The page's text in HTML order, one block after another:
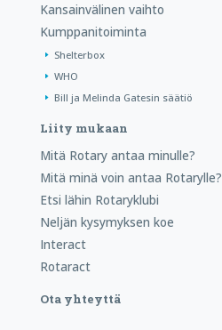
Kansainvälinen vaihto
Kumppanitoiminta
Shelterbox
WHO
Bill ja Melinda Gatesin säätiö
Liity mukaan
Mitä Rotary antaa minulle?
Mitä minä voin antaa Rotarylle?
Etsi lähin Rotaryklubi
Neljän kysymyksen koe
Interact
Rotaract
Ota yhteyttä